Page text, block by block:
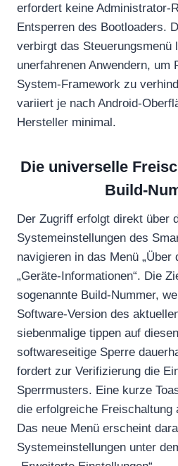
erfordert keine Administrator-
Entsperren des Bootloaders.
verbirgt das Steuerungsmenü
unerfahrenen Anwendern, um
System-Framework zu
variiert je nach Android-
Hersteller minimal.
Die universelle
Build-
Der Zugriff erfolgt direkt über
Systemeinstellungen des
navigieren in das Menü „Über
„Geräte-Informationen“. Die
sogenannte Build-Nummer,
Software-Version des
siebenmalige tippen auf
softwareseitige Sperre
fordert zur Verifizierung die
Sperrmusters. Eine kurze
die erfolgreiche Freischaltung
Das neue Menü erscheint
Systemeinstellungen unter